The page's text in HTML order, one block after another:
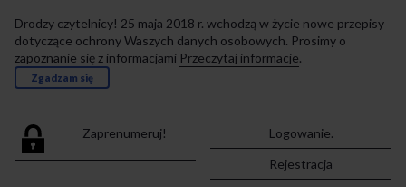
Drodzy czytelnicy! 25 maja 2018 r. wchodzą w życie nowe przepisy
dotyczące ochrony Waszych danych osobowych. Prosimy o
zapoznanie się z informacjami Przeczytaj informacje.
Zgadzam się
Zaprenumeruj!
Logowanie.
Rejestracja